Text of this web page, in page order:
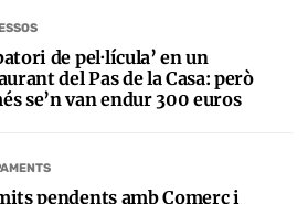
de pel·lícula’ en un
del Pas de la Casa: però
se’n van endur 300 euros
pendents amb Comerç i